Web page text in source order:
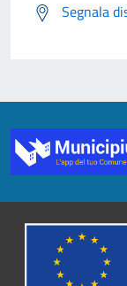
Segnala